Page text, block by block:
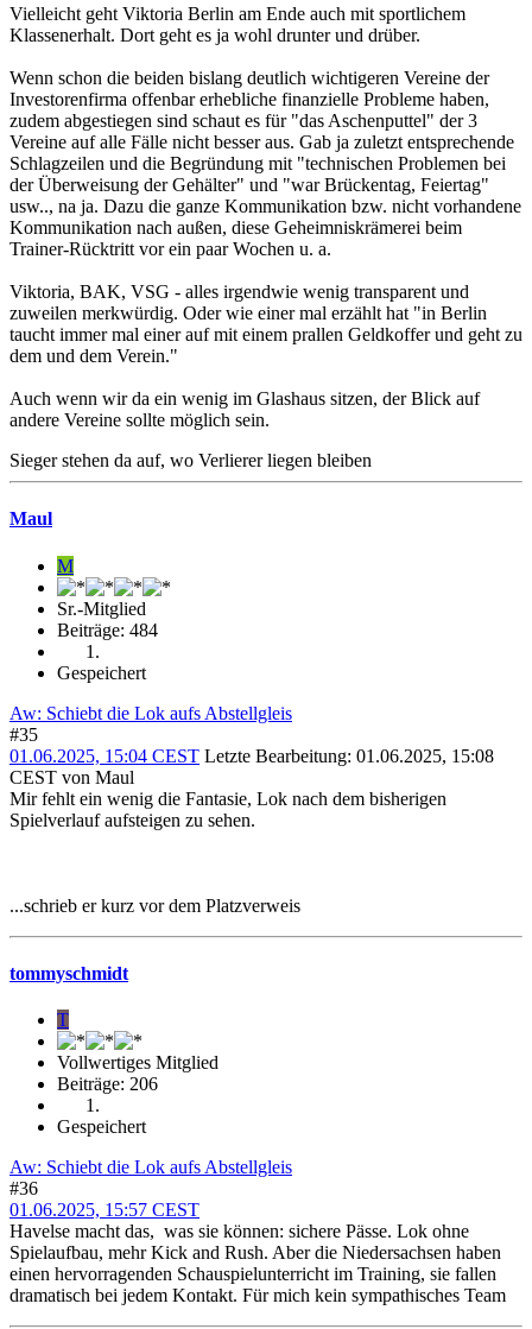
Vielleicht geht Viktoria Berlin am Ende auch mit sportlichem
Klassenerhalt. Dort geht es ja wohl drunter und drüber.
Wenn schon die beiden bislang deutlich wichtigeren Vereine der
Investorenfirma offenbar erhebliche finanzielle Probleme haben,
zudem abgestiegen sind schaut es für "das Aschenputtel" der 3
Vereine auf alle Fälle nicht besser aus. Gab ja zuletzt entsprechende
Schlagzeilen und die Begründung mit "technischen Problemen bei
der Überweisung der Gehälter" und "war Brückentag, Feiertag"
usw.., na ja. Dazu die ganze Kommunikation bzw. nicht vorhandene
Kommunikation nach außen, diese Geheimniskrämerei beim
Trainer-Rücktritt vor ein paar Wochen u. a.
Viktoria, BAK, VSG - alles irgendwie wenig transparent und
zuweilen merkwürdig. Oder wie einer mal erzählt hat "in Berlin
taucht immer mal einer auf mit einem prallen Geldkoffer und geht zu
dem und dem Verein."
Auch wenn wir da ein wenig im Glashaus sitzen, der Blick auf
andere Vereine sollte möglich sein.
Sieger stehen da auf, wo Verlierer liegen bleiben
Maul
M
Sr.-Mitglied
Beiträge: 484
Gespeichert
Aw: Schiebt die Lok aufs Abstellgleis
#35
01.06.2025, 15:04 CEST Letzte Bearbeitung: 01.06.2025, 15:08
CEST von Maul
Mir fehlt ein wenig die Fantasie, Lok nach dem bisherigen
Spielverlauf aufsteigen zu sehen.
...schrieb er kurz vor dem Platzverweis
tommyschmidt
T
Vollwertiges Mitglied
Beiträge: 206
Gespeichert
Aw: Schiebt die Lok aufs Abstellgleis
#36
01.06.2025, 15:57 CEST
Havelse macht das, was sie können: sichere Pässe. Lok ohne
Spielaufbau, mehr Kick and Rush. Aber die Niedersachsen haben
einen hervorragenden Schauspielunterricht im Training, sie fallen
dramatisch bei jedem Kontakt. Für mich kein sympathisches Team